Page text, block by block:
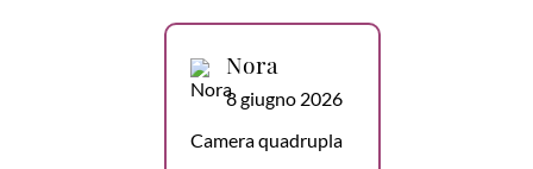
Nora
8 giugno 2026
Camera quadrupla